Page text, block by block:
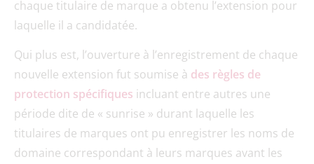
chaque titulaire de marque a obtenu l’extension pour
laquelle il a candidatée.
Qui plus est, l’ouverture à l’enregistrement de chaque
nouvelle extension fut soumise à des règles de
protection spécifiques incluant entre autres une
période dite de « sunrise » durant laquelle les
titulaires de marques ont pu enregistrer les noms de
domaine correspondant à leurs marques avant les